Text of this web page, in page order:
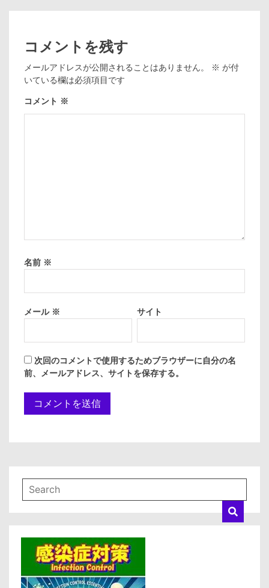
コメントを残す
メールアドレスが公開されることはありません。 ※ が付
いている欄は必須項目です
コメント ※
名前 ※
メール ※ サイト
次回のコメントで使用するためブラウザーに自分の名
前、メールアドレス、サイトを保存する。